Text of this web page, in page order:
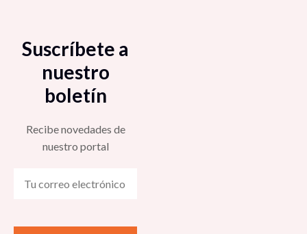
Suscríbete a
nuestro
boletín
Recibe novedades de
nuestro portal